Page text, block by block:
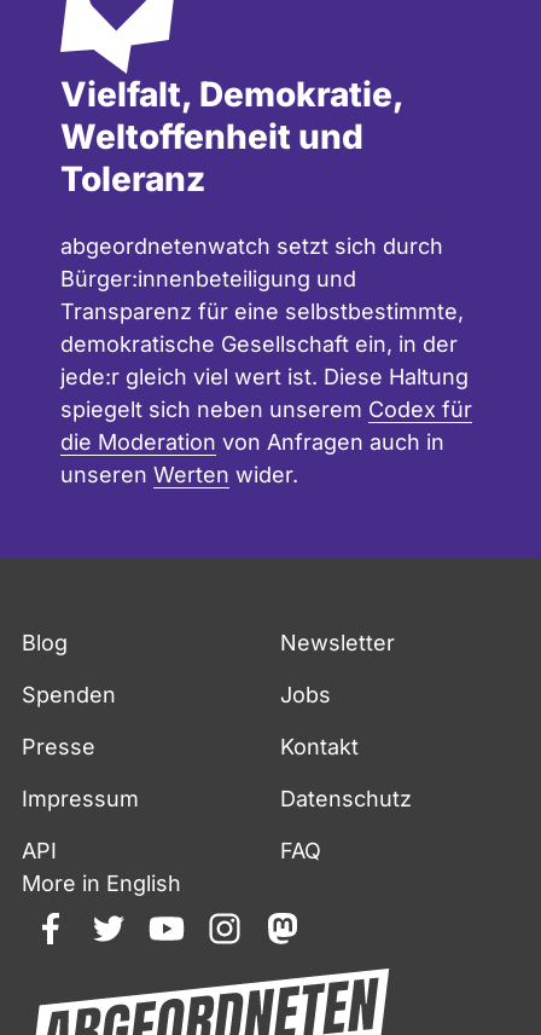
Vielfalt, Demokratie,
Weltoffenheit und
Toleranz
abgeordnetenwatch setzt sich durch
Bürger:innenbeteiligung und
Transparenz für eine selbstbestimmte,
demokratische Gesellschaft ein, in der
jede:r gleich viel wert ist. Diese Haltung
spiegelt sich neben unserem Codex für
die Moderation von Anfragen auch in
unseren Werten wider.
Blog Newsletter
Spenden Jobs
Presse Kontakt
Impressum Datenschutz
API
FAQ
More in English
facebooktwitteryoutubeinstagrammastodon